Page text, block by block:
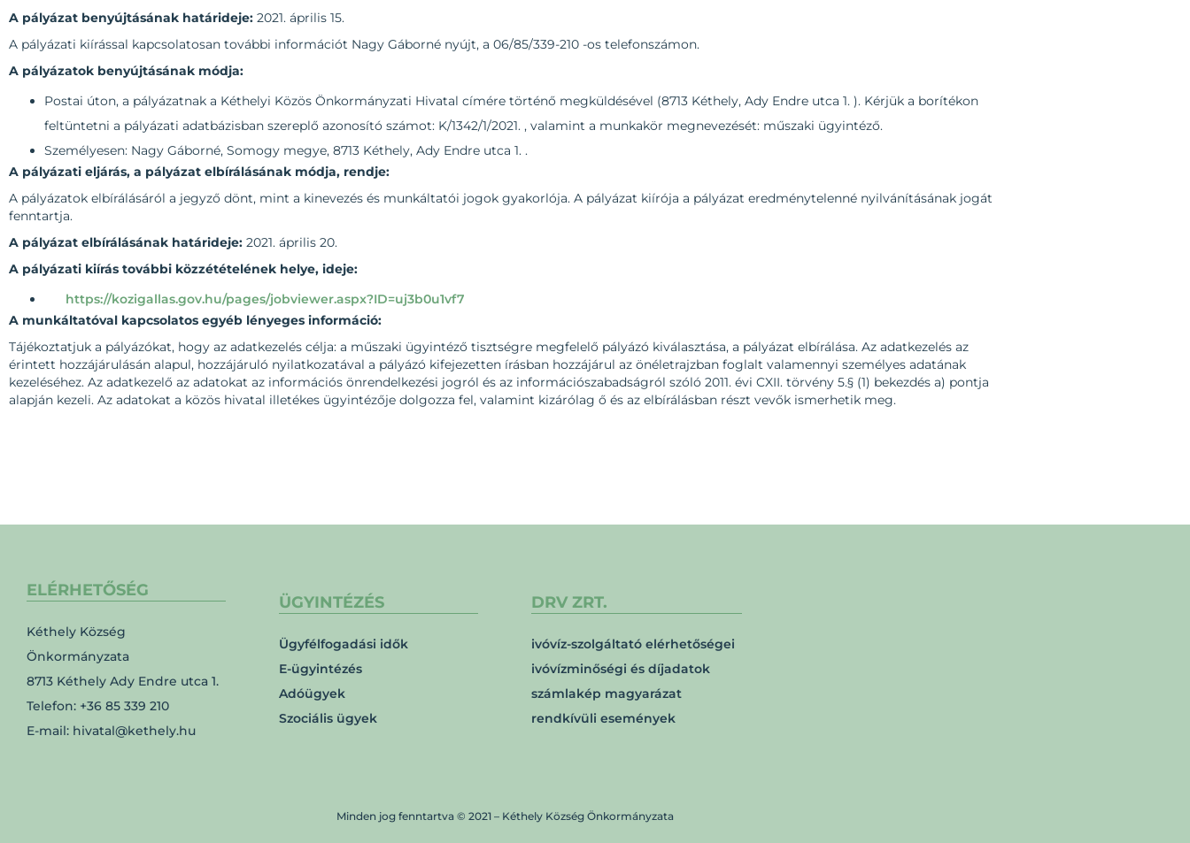
A pályázat benyújtásának határideje: 2021. április 15.
A pályázati kiírással kapcsolatosan további információt Nagy Gáborné nyújt, a 06/85/339-210 -os telefonszámon.
A pályázatok benyújtásának módja:
Postai úton, a pályázatnak a Kéthelyi Közös Önkormányzati Hivatal címére történő megküldésével (8713 Kéthely, Ady Endre utca 1. ). Kérjük a borítékon
feltüntetni a pályázati adatbázisban szereplő azonosító számot: K/1342/1/2021. , valamint a munkakör megnevezését: műszaki ügyintéző.
Személyesen: Nagy Gáborné, Somogy megye, 8713 Kéthely, Ady Endre utca 1. .
A pályázati eljárás, a pályázat elbírálásának módja, rendje:
A pályázatok elbírálásáról a jegyző dönt, mint a kinevezés és munkáltatói jogok gyakorlója. A pályázat kiírója a pályázat eredménytelenné nyilvánításának jogát
fenntartja.
A pályázat elbírálásának határideje: 2021. április 20.
A pályázati kiírás további közzétételének helye, ideje:
https://kozigallas.gov.hu/pages/jobviewer.aspx?ID=uj3b0u1vf7
A munkáltatóval kapcsolatos egyéb lényeges információ:
Tájékoztatjuk a pályázókat, hogy az adatkezelés célja: a műszaki ügyintéző tisztségre megfelelő pályázó kiválasztása, a pályázat elbírálása. Az adatkezelés az
érintett hozzájárulásán alapul, hozzájáruló nyilatkozatával a pályázó kifejezetten írásban hozzájárul az önéletrajzban foglalt valamennyi személyes adatának
kezeléséhez. Az adatkezelő az adatokat az információs önrendelkezési jogról és az információszabadságról szóló 2011. évi CXII. törvény 5.§ (1) bekezdés a) pontja
alapján kezeli. Az adatokat a közös hivatal illetékes ügyintézője dolgozza fel, valamint kizárólag ő és az elbírálásban részt vevők ismerhetik meg.
ELÉRHETŐSÉG
Kéthely Község
Önkormányzata
8713 Kéthely Ady Endre utca 1.
Telefon: +36 85 339 210
E-mail: hivatal@kethely.hu
ÜGYINTÉZÉS
Ügyfélfogadási idők
E-ügyintézés
Adóügyek
Szociális ügyek
DRV ZRT.
ivóvíz-szolgáltató elérhetőségei
ivóvízminőségi és díjadatok
számlakép magyarázat
rendkívüli események
Minden jog fenntartva © 2021 – Kéthely Község Önkormányzata